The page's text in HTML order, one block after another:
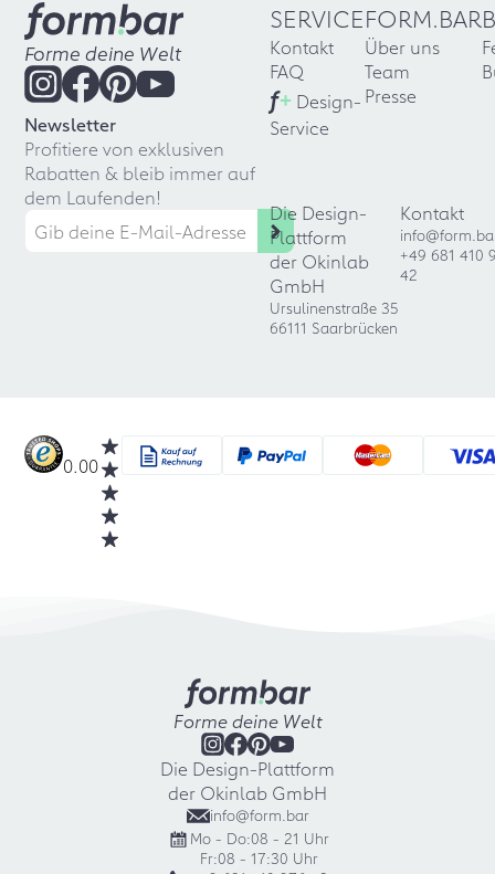
Forme deine Welt
Newsletter
Profitiere von exklusiven
Rabatten & bleib immer auf
dem Laufenden!
SERVICE
Kontakt
FAQ
f+ Design-
Service
FORM.BAR
Über uns
Team
Presse
Die Design-
Plattform
der Okinlab
GmbH
Ursulinenstraße 35
66111 Saarbrücken
Kontakt
+49 681 410
42
0.00
Forme deine Welt
Die Design-Plattform
der Okinlab GmbH
info@form.bar
Mo - Do:08 - 21 Uhr
Fr:08 - 17:30 Uhr